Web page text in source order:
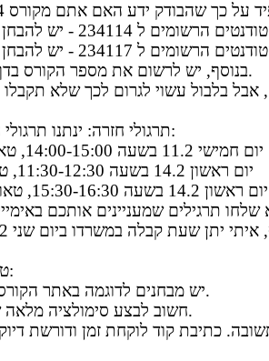
בנוסף, יש לרשום את מספר הקורס בדף השער של הבחינה.
תרגולי חזרה: ינתנו תרגולי חזרה בזמנים הבאים:
יום חמישי 11.2 בשעה 14:00-15:00, טאוב 9, ע״י נחשון כהן
יום ראשון 14.2 בשעה 11:30-12:30, טאוב 9, ע״י גילי יבנה
יום ראשון 14.2 בשעה 15:30-16:30, טאוב 9, ע״י איתי עברון
טיפים לקראת המבחן:
יש מבחנים לדוגמה באתר הקורס תחת חומרי הקורס.
חשוב לבצע סימולציה מלאה של מבחן על דף נייר.
כתיבת קוד לוקחת זמן ודורשת